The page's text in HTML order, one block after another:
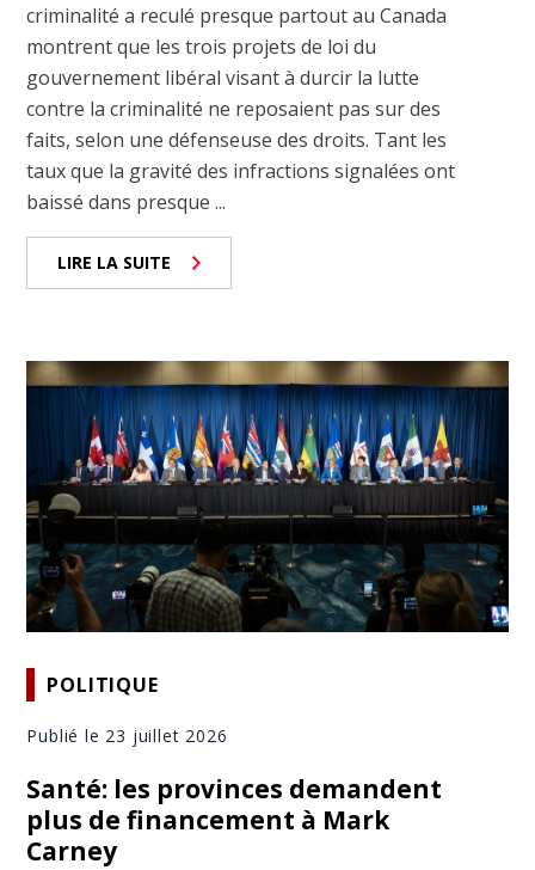
criminalité a reculé presque partout au Canada
montrent que les trois projets de loi du
gouvernement libéral visant à durcir la lutte
contre la criminalité ne reposaient pas sur des
faits, selon une défenseuse des droits. Tant les
taux que la gravité des infractions signalées ont
baissé dans presque ...
LIRE LA SUITE
POLITIQUE
Publié le 23 juillet 2026
Santé: les provinces demandent
plus de financement à Mark
Carney